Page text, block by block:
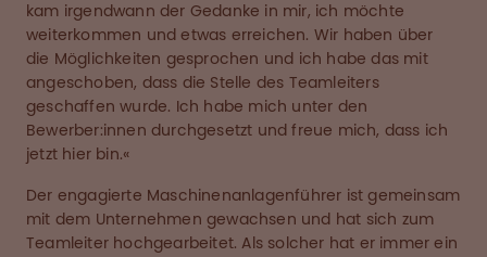
kam irgendwann der Gedanke in mir, ich möchte
weiterkommen und etwas erreichen. Wir haben über
die Möglichkeiten gesprochen und ich habe das mit
angeschoben, dass die Stelle des Teamleiters
geschaffen wurde. Ich habe mich unter den
Bewerber:innen durchgesetzt und freue mich, dass ich
jetzt hier bin.«
Der engagierte Maschinenanlagenführer ist gemeinsam
mit dem Unternehmen gewachsen und hat sich zum
Teamleiter hochgearbeitet. Als solcher hat er immer ein